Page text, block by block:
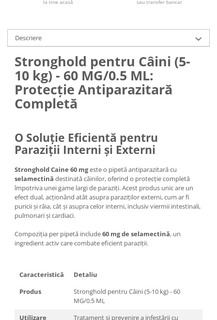
la tine acasă
sau transfer bancar
Descriere
Stronghold pentru Câini (5-
10 kg) - 60 MG/0.5 ML:
Protecție Antiparazitară
Completă
O Soluție Eficientă pentru
Paraziții Interni și Externi
Stronghold Caine 60 mgeste o pipetă antiparazitară cu
selamectină destinată câinilor, oferind o protecție completă
împotriva unei game largi de paraziți. Acest produs unic are un
efect dual, acționând atât asupra paraziților externi, cum ar fi
puricii și râia, cât și asupra celor interni, inclusiv viermii intestinali,
pulmonari și cardiaci.
Compoziția per pipetă include60 mg de selamectină, un
ingredient activ care combate eficient paraziții.
Caracteristică
Detaliu
Produs
Stronghold pentru Câini (5-10 kg) - 60
MG/0.5 ML
Utilizare
Tratament și prevenire a infestării cu